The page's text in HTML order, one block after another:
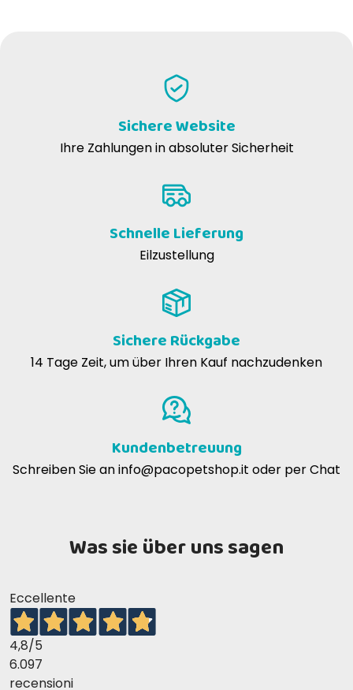
Sichere Website
Ihre Zahlungen in absoluter Sicherheit
Schnelle Lieferung
Eilzustellung
Sichere Rückgabe
14 Tage Zeit, um über Ihren Kauf nachzudenken
Kundenbetreuung
Schreiben Sie aninfo@pacopetshop.it oder per Chat
Was sie über uns sagen
Eccellente
4,8/5
6.097
recensioni